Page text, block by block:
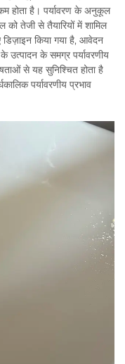
कम होता है। पर्यावरण के अनुकूल
को तेजी से तैयारियों में शामिल
डिज़ाइन किया गया है, आवेदन
उत्पादन के समग्र पर्यावरणीय
से यह सुनिश्चित होता है
पर्यावरणीय प्रभाव